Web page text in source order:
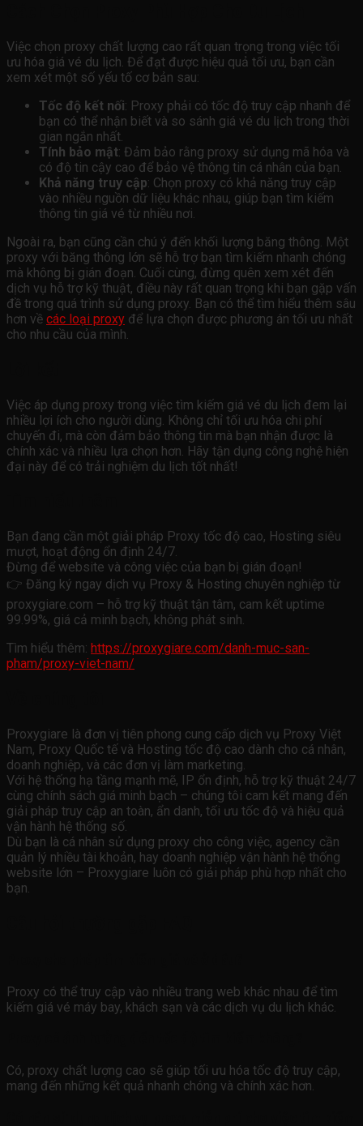
Việc chọn proxy chất lượng cao rất quan trọng trong việc tối
ưu hóa giá vé du lịch. Để đạt được hiệu quả tối ưu, bạn cần
xem xét một số yếu tố cơ bản sau:
Tốc độ kết nối: Proxy phải có tốc độ truy cập nhanh để
bạn có thể nhận biết và so sánh giá vé du lịch trong thời
gian ngắn nhất.
Tính bảo mật: Đảm bảo rằng proxy sử dụng mã hóa và
có độ tin cậy cao để bảo vệ thông tin cá nhân của bạn.
Khả năng truy cập: Chọn proxy có khả năng truy cập
vào nhiều nguồn dữ liệu khác nhau, giúp bạn tìm kiếm
thông tin giá vé từ nhiều nơi.
Ngoài ra, bạn cũng cần chú ý đến khối lượng băng thông. Một
proxy với băng thông lớn sẽ hỗ trợ bạn tìm kiếm nhanh chóng
mà không bị gián đoạn. Cuối cùng, đừng quên xem xét đến
dịch vụ hỗ trợ kỹ thuật, điều này rất quan trọng khi bạn gặp vấn
đề trong quá trình sử dụng proxy. Bạn có thể tìm hiểu thêm sâu
hơn về các loại proxy để lựa chọn được phương án tối ưu nhất
cho nhu cầu của mình.
Việc áp dụng proxy trong việc tìm kiếm giá vé du lịch đem lại
nhiều lợi ích cho người dùng. Không chỉ tối ưu hóa chi phí
chuyến đi, mà còn đảm bảo thông tin mà bạn nhận được là
chính xác và nhiều lựa chọn hơn. Hãy tận dụng công nghệ hiện
đại này để có trải nghiệm du lịch tốt nhất!
Bạn đang cần một giải pháp Proxy tốc độ cao, Hosting siêu
mượt, hoạt động ổn định 24/7.
Đừng để website và công việc của bạn bị gián đoạn!
👉 Đăng ký ngay dịch vụ Proxy & Hosting chuyên nghiệp từ
proxygiare.com – hỗ trợ kỹ thuật tận tâm, cam kết uptime
99.99%, giá cả minh bạch, không phát sinh.
Tìm hiểu thêm: https://proxygiare.com/danh-muc-san-
pham/proxy-viet-nam/
Proxygiare là đơn vị tiên phong cung cấp dịch vụ Proxy Việt
Nam, Proxy Quốc tế và Hosting tốc độ cao dành cho cá nhân,
doanh nghiệp, và các đơn vị làm marketing.
Với hệ thống hạ tầng mạnh mẽ, IP ổn định, hỗ trợ kỹ thuật 24/7
cùng chính sách giá minh bạch – chúng tôi cam kết mang đến
giải pháp truy cập an toàn, ẩn danh, tối ưu tốc độ và hiệu quả
vận hành hệ thống số.
Dù bạn là cá nhân sử dụng proxy cho công việc, agency cần
quản lý nhiều tài khoản, hay doanh nghiệp vận hành hệ thống
website lớn – Proxygiare luôn có giải pháp phù hợp nhất cho
bạn.
Proxy có thể truy cập vào nhiều trang web khác nhau để tìm
kiếm giá vé máy bay, khách sạn và các dịch vụ du lịch khác.
Có, proxy chất lượng cao sẽ giúp tối ưu hóa tốc độ truy cập,
mang đến những kết quả nhanh chóng và chính xác hơn.